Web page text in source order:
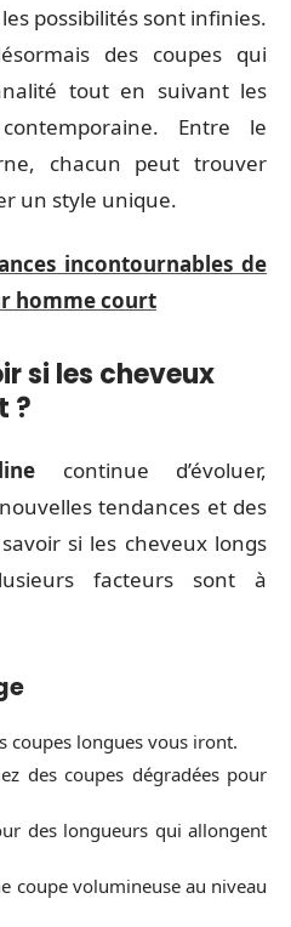
possibilités sont infinies.
des coupes qui
tout en suivant les
Entre le
chacun peut trouver
un style unique.
incontournables de
homme court
si les cheveux
?
continue d’évoluer,
tendances et des
si les cheveux longs
facteurs sont à
coupes longues vous iront.
des coupes dégradées pour
des longueurs qui allongent
coupe volumineuse au niveau